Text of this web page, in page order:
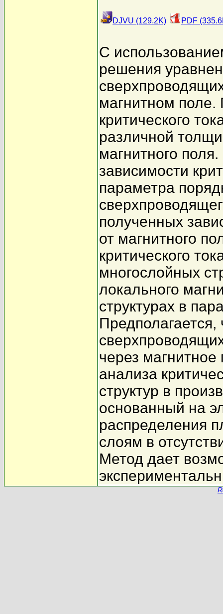
DJVU (129.2K) PDF
С
решения
магнитном
критического
различной
магнитного
зависимости
параметра
полученных
от магнитного
критического
многослойных
локального
структурах в
через
анализа
структур в
основанный на
распределения
слоям в
Метод дает